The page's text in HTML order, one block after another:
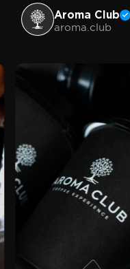
Aroma Club
aroma.club